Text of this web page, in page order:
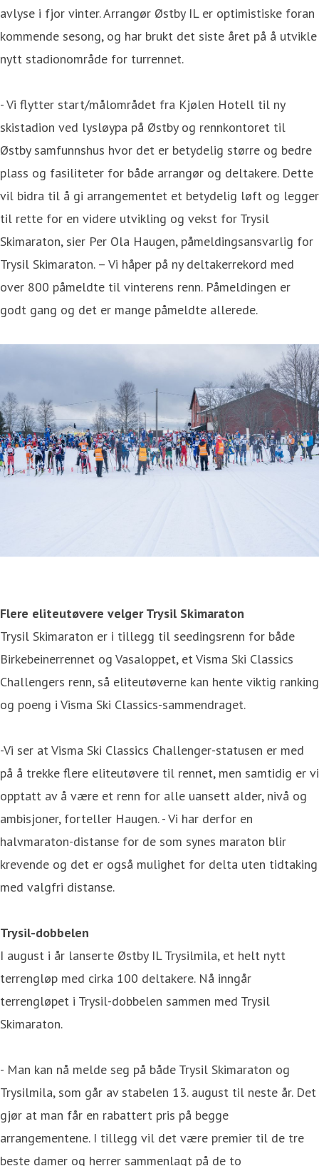
avlyse i fjor vinter. Arrangør Østby IL er optimistiske foran
kommende sesong, og har brukt det siste året på å utvikle
nytt stadionområde for turrennet.
- Vi flytter start/målområdet fra Kjølen Hotell til ny
skistadion ved lysløypa på Østby og rennkontoret til
Østby samfunnshus hvor det er betydelig større og bedre
plass og fasiliteter for både arrangør og deltakere. Dette
vil bidra til å gi arrangementet et betydelig løft og legger
til rette for en videre utvikling og vekst for Trysil
Skimaraton, sier Per Ola Haugen, påmeldingsansvarlig for
Trysil Skimaraton. – Vi håper på ny deltakerrekord med
over 800 påmeldte til vinterens renn. Påmeldingen er
godt gang og det er mange påmeldte allerede.
Flere eliteutøvere velger Trysil Skimaraton
Trysil Skimaraton er i tillegg til seedingsrenn for både
Birkebeinerrennet og Vasaloppet, et Visma Ski Classics
Challengers renn, så eliteutøverne kan hente viktig ranking
og poeng i Visma Ski Classics-sammendraget.
-Vi ser at Visma Ski Classics Challenger-statusen er med
på å trekke flere eliteutøvere til rennet, men samtidig er vi
opptatt av å være et renn for alle uansett alder, nivå og
ambisjoner, forteller Haugen. - Vi har derfor en
halvmaraton-distanse for de som synes maraton blir
krevende og det er også mulighet for delta uten tidtaking
med valgfri distanse.
Trysil-dobbelen
I august i år lanserte Østby IL Trysilmila, et helt nytt
terrengløp med cirka 100 deltakere. Nå inngår
terrengløpet i Trysil-dobbelen sammen med Trysil
Skimaraton.
- Man kan nå melde seg på både Trysil Skimaraton og
Trysilmila, som går av stabelen 13. august til neste år. Det
gjør at man får en rabattert pris på begge
arrangementene. I tillegg vil det være premier til de tre
beste damer og herrer sammenlagt på de to